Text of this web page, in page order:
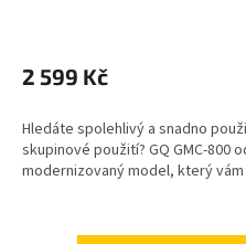
produktu
je
z
5
hvězdiček.
2 599 Kč
Hledáte spolehlivý a snadno
skupinové použití? GQ GMC-800
modernizovaný model, který vám